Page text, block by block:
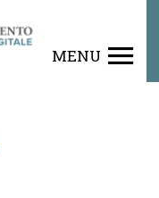
MENU